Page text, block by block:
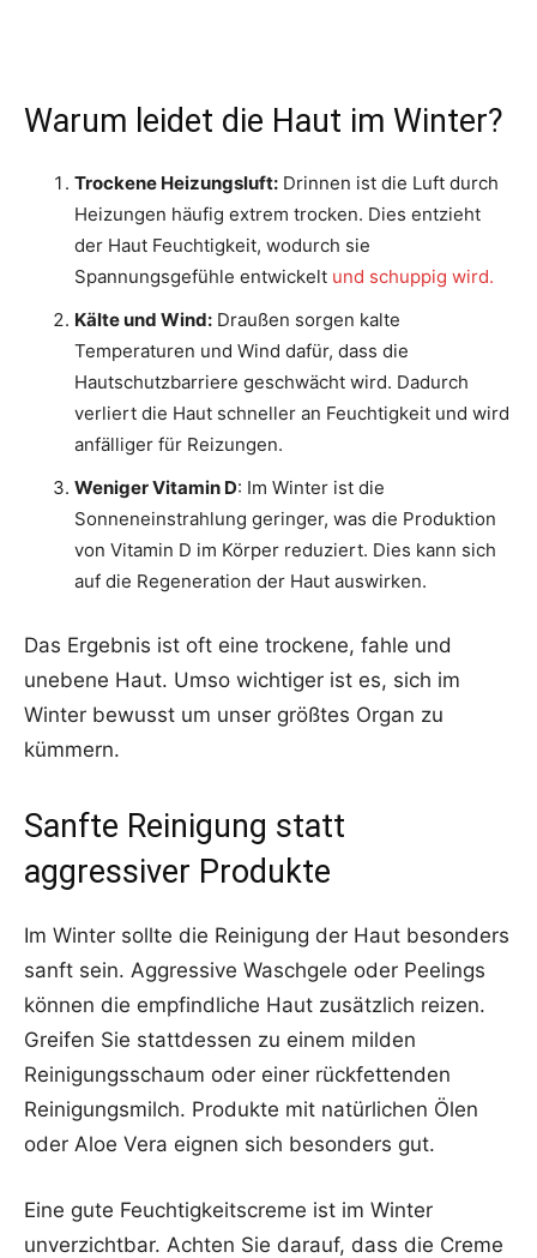
Warum leidet die Haut im Winter?
Trockene Heizungsluft: Drinnen ist die Luft durch
Heizungen häufig extrem trocken. Dies entzieht
der Haut Feuchtigkeit, wodurch sie
Spannungsgefühle entwickelt und schuppig wird.
Kälte und Wind: Draußen sorgen kalte
Temperaturen und Wind dafür, dass die
Hautschutzbarriere geschwächt wird. Dadurch
verliert die Haut schneller an Feuchtigkeit und wird
anfälliger für Reizungen.
Weniger Vitamin D: Im Winter ist die
Sonneneinstrahlung geringer, was die Produktion
von Vitamin D im Körper reduziert. Dies kann sich
auf die Regeneration der Haut auswirken.
Das Ergebnis ist oft eine trockene, fahle und
unebene Haut. Umso wichtiger ist es, sich im
Winter bewusst um unser größtes Organ zu
kümmern.
Sanfte Reinigung statt
aggressiver Produkte
Im Winter sollte die Reinigung der Haut besonders
sanft sein. Aggressive Waschgele oder Peelings
können die empfindliche Haut zusätzlich reizen.
Greifen Sie stattdessen zu einem milden
Reinigungsschaum oder einer rückfettenden
Reinigungsmilch. Produkte mit natürlichen Ölen
oder Aloe Vera eignen sich besonders gut.
Eine gute Feuchtigkeitscreme ist im Winter
unverzichtbar. Achten Sie darauf, dass die Creme